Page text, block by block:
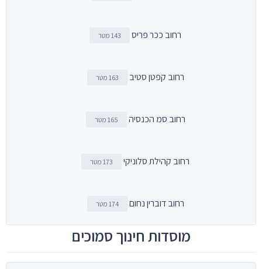
רחוב ככר פריס 143 מטר
רחוב קפטן סטיב 163 מטר
רחוב סמ הכנסיה 165 מטר
רחוב קהילת סלוניקי 173 מטר
רחוב דוברין נחום 174 מטר
מוסדות חינוך סמוכים